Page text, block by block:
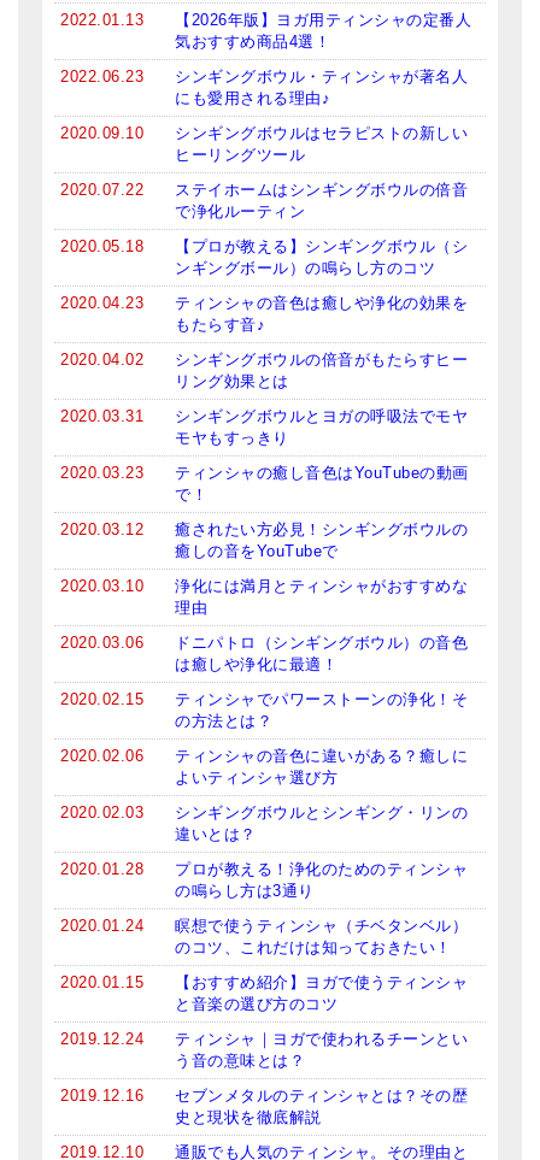
2022.01.13
【2026年版】ヨガ用ティンシャの定番人
気おすすめ商品4選！
2022.06.23
シンギングボウル・ティンシャが著名人
にも愛用される理由♪
2020.09.10
シンギングボウルはセラピストの新しい
ヒーリングツール
2020.07.22
ステイホームはシンギングボウルの倍音
で浄化ルーティン
2020.05.18
【プロが教える】シンギングボウル（シ
ンギングボール）の鳴らし方のコツ
2020.04.23
ティンシャの音色は癒しや浄化の効果を
もたらす音♪
2020.04.02
シンギングボウルの倍音がもたらすヒー
リング効果とは
2020.03.31
シンギングボウルとヨガの呼吸法でモヤ
モヤもすっきり
2020.03.23
ティンシャの癒し音色はYouTubeの動画
で！
2020.03.12
癒されたい方必見！シンギングボウルの
癒しの音をYouTubeで
2020.03.10
浄化には満月とティンシャがおすすめな
理由
2020.03.06
ドニパトロ（シンギングボウル）の音色
は癒しや浄化に最適！
2020.02.15
ティンシャでパワーストーンの浄化！そ
の方法とは？
2020.02.06
ティンシャの音色に違いがある？癒しに
よいティンシャ選び方
2020.02.03
シンギングボウルとシンギング・リンの
違いとは？
2020.01.28
プロが教える！浄化のためのティンシャ
の鳴らし方は3通り
2020.01.24
瞑想で使うティンシャ（チベタンベル）
のコツ、これだけは知っておきたい！
2020.01.15
【おすすめ紹介】ヨガで使うティンシャ
と音楽の選び方のコツ
2019.12.24
ティンシャ｜ヨガで使われるチーンとい
う音の意味とは？
2019.12.16
セブンメタルのティンシャとは？その歴
史と現状を徹底解説
2019.12.10
通販でも人気のティンシャ。その理由と